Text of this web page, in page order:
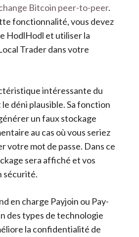
Bitcoin peer-to-peer.
fonctionnalité, vous devez
HodlHodl et utiliser la
Trader dans votre
intéressante du
déni plausible. Sa fonction
un faux stockage
au cas où vous seriez
votre mot de passe. Dans ce
sera affiché et vos
sécurité.
en charge Payjoin ou Pay-
des types de technologie
la confidentialité de